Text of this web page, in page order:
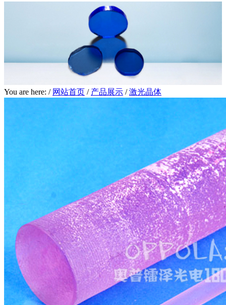
You are here: / 网站首页 / 产品展示 /激光晶体